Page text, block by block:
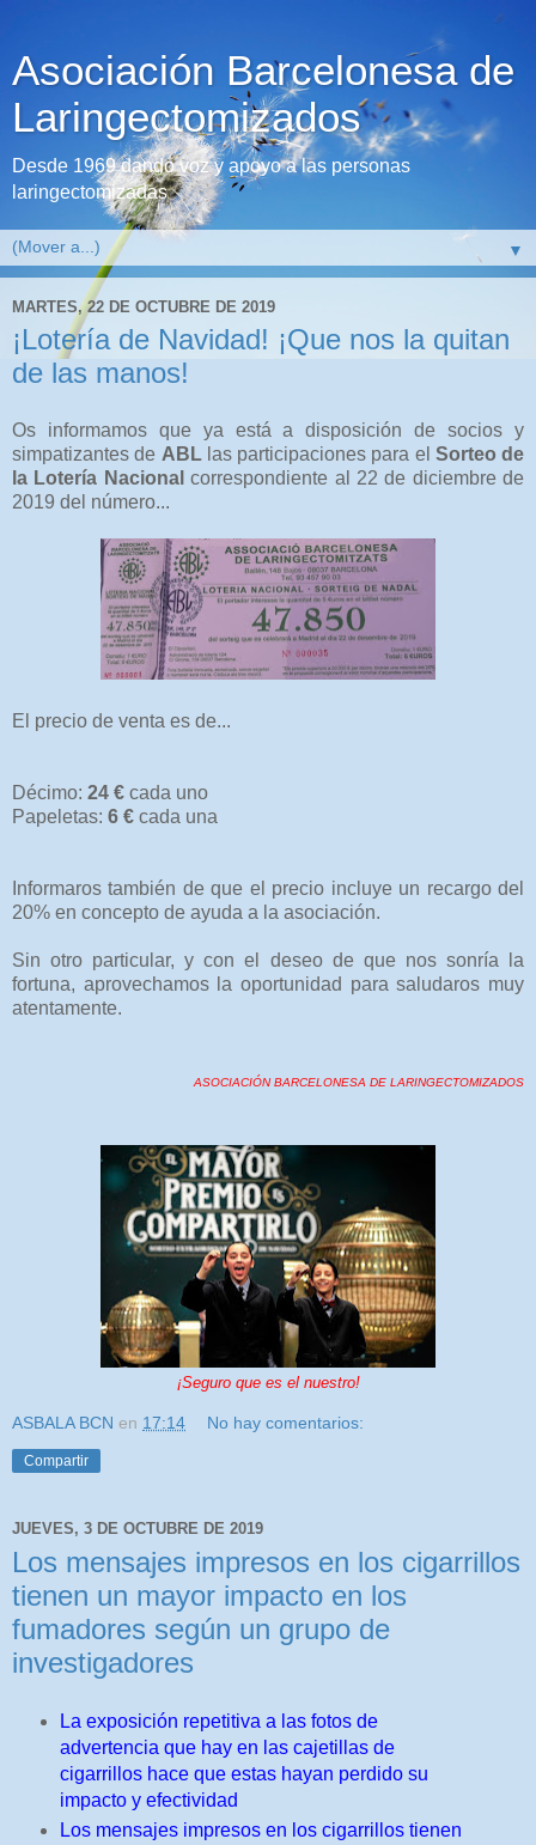
Asociación Barcelonesa de
Laringectomizados
Desde 1969 dando voz y apoyo a las personas
laringectomizadas
▼
MARTES, 22 DE OCTUBRE DE 2019
¡Lotería de Navidad! ¡Que nos la quitan
de las manos!
Os informamos que ya está a disposición de socios y
simpatizantes de ABL las participaciones para el Sorteo de
la Lotería Nacional correspondiente al 22 de diciembre de
2019 del número...
El precio de venta es de...
Décimo: 24 € cada uno
Papeletas: 6 € cada una
Informaros también de que el precio incluye un recargo del
20% en concepto de ayuda a la asociación.
Sin otro particular, y con el deseo de que nos sonría la
fortuna, aprovechamos la oportunidad para saludaros muy
atentamente.
ASOCIACIÓN BARCELONESA DE LARINGECTOMIZADOS
¡Seguro que es el nuestro!
ASBALA BCN en 17:14 No hay comentarios:
Compartir
JUEVES, 3 DE OCTUBRE DE 2019
Los mensajes impresos en los cigarrillos
tienen un mayor impacto en los
fumadores según un grupo de
investigadores
La exposición repetitiva a las fotos de
advertencia que hay en las cajetillas de
cigarrillos hace que estas hayan perdido su
impacto y efectividad
Los mensajes impresos en los cigarrillos tienen